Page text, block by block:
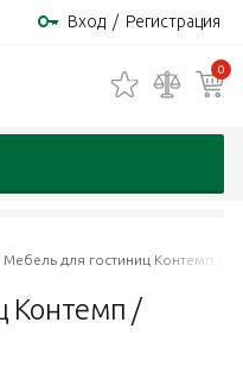
Вход / Регистрация
0
Мебель для гостиниц Контемп /
Контемп /